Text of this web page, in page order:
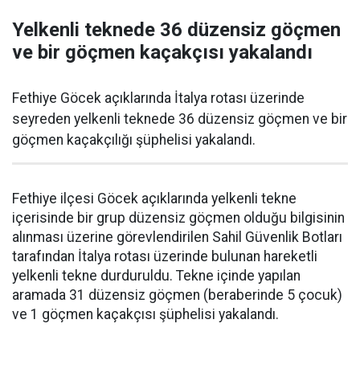
Yelkenli teknede 36 düzensiz göçmen
ve bir göçmen kaçakçısı yakalandı
Fethiye Göcek açıklarında İtalya rotası üzerinde
seyreden yelkenli teknede 36 düzensiz göçmen ve bir
göçmen kaçakçılığı şüphelisi yakalandı.
Fethiye ilçesi Göcek açıklarında yelkenli tekne
içerisinde bir grup düzensiz göçmen olduğu bilgisinin
alınması üzerine görevlendirilen Sahil Güvenlik Botları
tarafından İtalya rotası üzerinde bulunan hareketli
yelkenli tekne durduruldu. Tekne içinde yapılan
aramada 31 düzensiz göçmen (beraberinde 5 çocuk)
ve 1 göçmen kaçakçısı şüphelisi yakalandı.